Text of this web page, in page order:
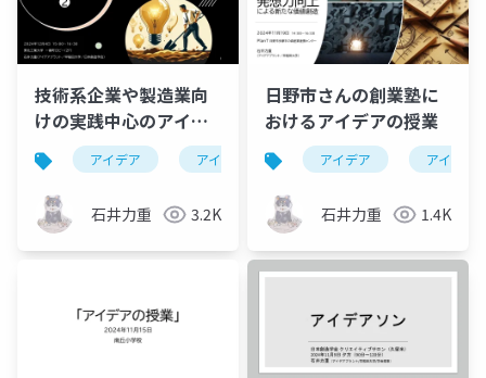
技術系企業や製造業向
けの実践中心のアイデ
アワークショップ
アイデア アイデア発想 triz ワークショッ
石井力重 3.2K
日野市さんの創業塾に
おけるアイデアの授業
アイデア アイデア
石井力重 1.4K